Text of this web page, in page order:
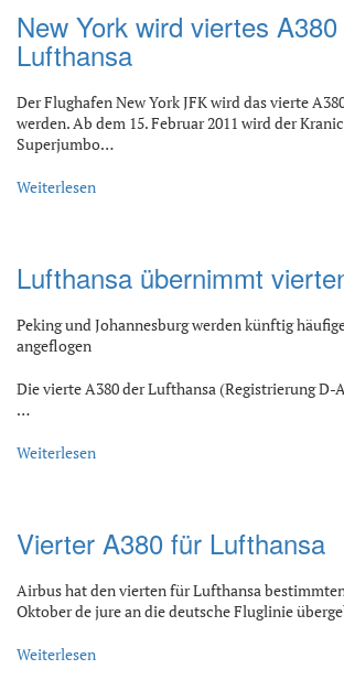
New York wird viertes
Lufthansa
Der Flughafen New York JFK wird das vierte
werden. Ab dem 15. Februar 2011 wird der
Superjumbo…
Weiterlesen
Lufthansa übernimmt
Peking und Johannesburg werden künftig
angeflogen
Die vierte A380 der Lufthansa (Registrierung D-
…
Weiterlesen
Vierter A380 für Lufthansa
Airbus hat den vierten für Lufthansa
Oktober de jure an die deutsche Fluglinie
Weiterlesen